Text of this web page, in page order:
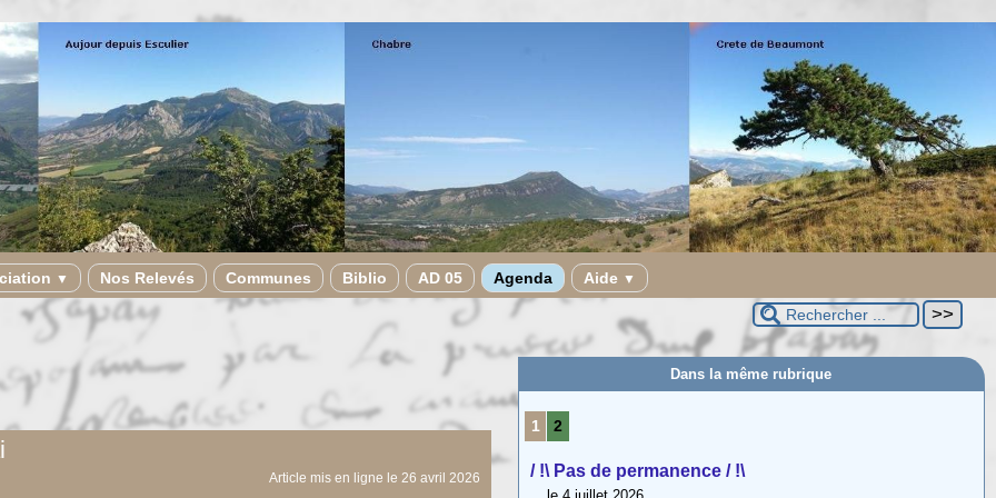
▼ Nos Relevés Communes Biblio AD 05 Agenda Aide ▼
Article mis en ligne le 26 avril 2026
Dans la même rubrique
1 2
/ !\ Pas de permanence / !\